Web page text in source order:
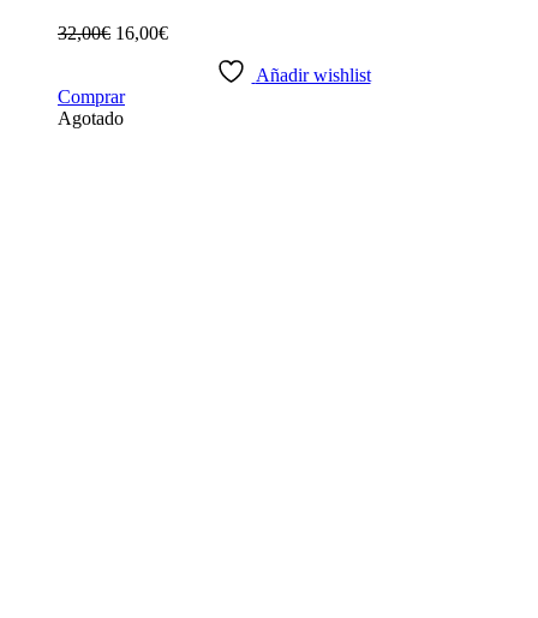
32,00€ 16,00€
Añadir wishlist
Comprar
Agotado